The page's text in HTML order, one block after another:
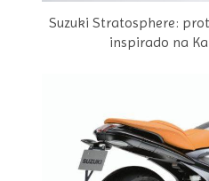
Suzuki Stratosphere:
inspirado na